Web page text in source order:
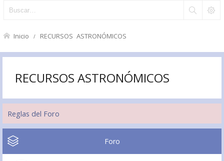
Inicio RECURSOS ASTRONÓMICOS
RECURSOS ASTRONÓMICOS
Reglas del Foro
Foro